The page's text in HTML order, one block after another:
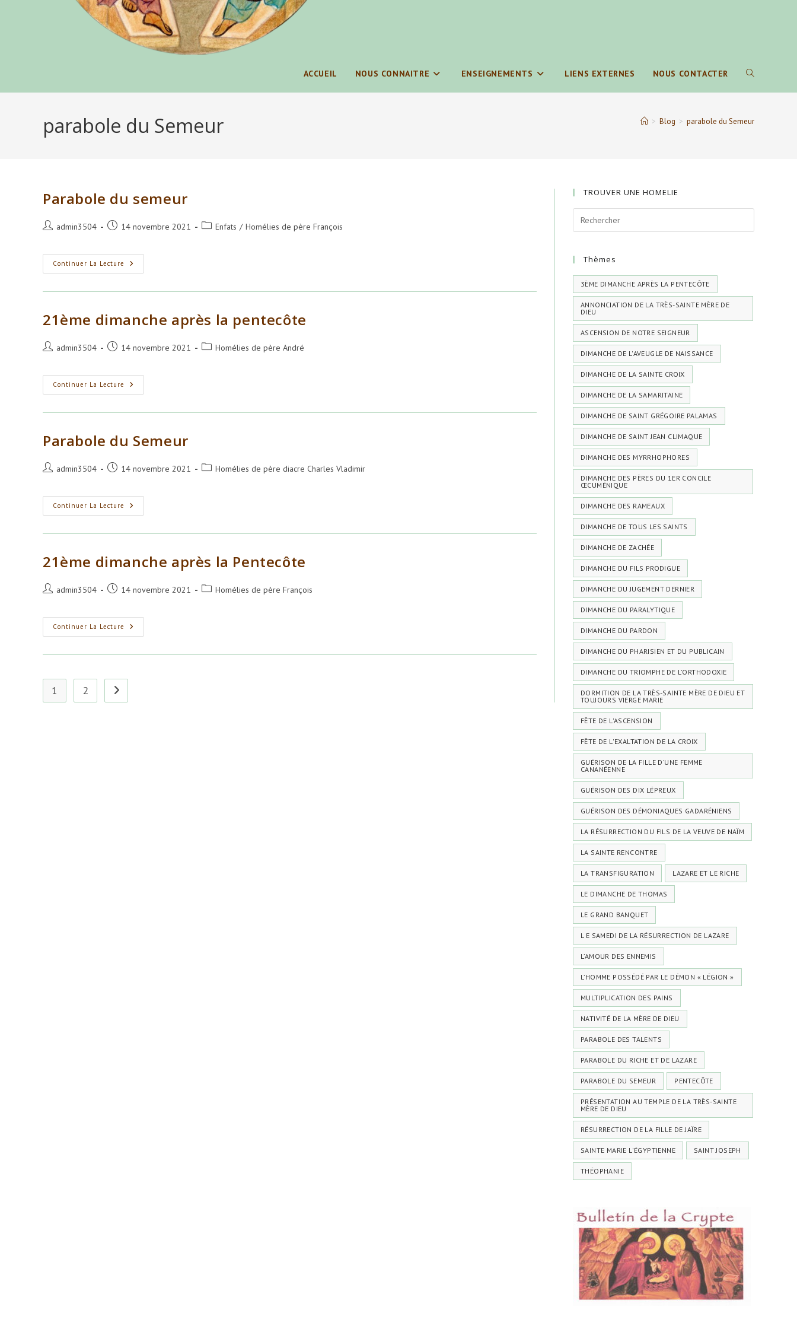
ACCUEIL NOUS CONNAITRE ENSEIGNEMENTS LIENS EXTERNES NOUS CONTACTER TOGGLE
parabole du Semeur > Blog > parabole du Semeur
Parabole du semeur
Auteur/autrice
publication :
admin3504
Publication
14 novembre 2021
PostEnfats / Homélies de père François
Continuer La Lecture Parabole
Du
21ème dimanche après la pentecôte
Auteur/autrice
publication :
admin3504
Publication
14 novembre 2021
PostHomélies de père André
Continuer La Lecture 21ème
Dimanche
La
Parabole du Semeur
Auteur/autrice
publication :
admin3504
Publication
14 novembre 2021
PostHomélies de père diacre Charles Vladimir
Continuer La Lecture Parabole
Du
21ème dimanche après la Pentecôte
Auteur/autrice
publication :
admin3504
Publication
14 novembre 2021
PostHomélies de père François
Continuer La Lecture 21ème
Dimanche
La
1 2 Aller à la page suivante
TROUVER UNE HOMELIE
Thèmes
3ÈME DIMANCHE APRÈS LA PENTECÔTE
ANNONCIATION DE LA TRÈS-SAINTE MÈRE DE
DIEU
ASCENSION DE NOTRE SEIGNEUR
DIMANCHE DE L'AVEUGLE DE NAISSANCE
DIMANCHE DE LA SAINTE CROIX
DIMANCHE DE LA SAMARITAINE
DIMANCHE DE SAINT GRÉGOIRE PALAMAS
DIMANCHE DE SAINT JEAN CLIMAQUE
DIMANCHE DES MYRRHOPHORES
DIMANCHE DES PÈRES DU 1ER CONCILE
ŒCUMÉNIQUE
DIMANCHE DES RAMEAUX
DIMANCHE DE TOUS LES SAINTS
DIMANCHE DE ZACHÉE
DIMANCHE DU FILS PRODIGUE
DIMANCHE DU JUGEMENT DERNIER
DIMANCHE DU PARALYTIQUE
DIMANCHE DU PARDON
DIMANCHE DU PHARISIEN ET DU PUBLICAIN
DIMANCHE DU TRIOMPHE DE L’ORTHODOXIE
DORMITION DE LA TRÈS-SAINTE MÈRE DE DIEU ET
TOUJOURS VIERGE MARIE
FÊTE DE L'ASCENSION
FÊTE DE L'EXALTATION DE LA CROIX
GUÉRISON DE LA FILLE D’UNE FEMME
CANANÉENNE
GUÉRISON DES DIX LÉPREUX
GUÉRISON DES DÉMONIAQUES GADARÉNIENS
LA RÉSURRECTION DU FILS DE LA VEUVE DE NAÏM
LA SAINTE RENCONTRE
LA TRANSFIGURATION LAZARE ET LE RICHE
LE DIMANCHE DE THOMAS
LE GRAND BANQUET
L E SAMEDI DE LA RÉSURRECTION DE LAZARE
L’AMOUR DES ENNEMIS
L’HOMME POSSÉDÉ PAR LE DÉMON « LÉGION »
MULTIPLICATION DES PAINS
NATIVITÉ DE LA MÈRE DE DIEU
PARABOLE DES TALENTS
PARABOLE DU RICHE ET DE LAZARE
PARABOLE DU SEMEUR PENTECÔTE
PRÉSENTATION AU TEMPLE DE LA TRÈS-SAINTE
MÈRE DE DIEU
RÉSURRECTION DE LA FILLE DE JAÏRE
SAINTE MARIE L'ÉGYPTIENNE SAINT JOSEPH
THÉOPHANIE